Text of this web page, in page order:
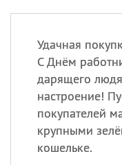
Удачная
С Днём
дарящего
настроение!
покупателей
крупными
кошельке.